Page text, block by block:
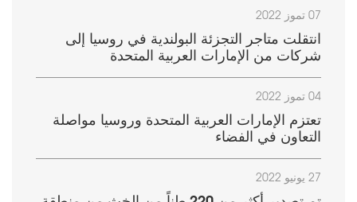
07 تموز 2022
انتقلت متاجر التجزئة البولندية في روسيا إلى
شركات من الإمارات العربية المتحدة
04 تموز 2022
تعتزم الإمارات العربية المتحدة وروسيا مواصلة
التعاون في الفضاء
27 يونيو 2022